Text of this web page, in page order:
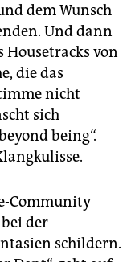
dem Wunsch
Und dann
von
die das
nicht
sich
being“.
Community
bei der
schildern.